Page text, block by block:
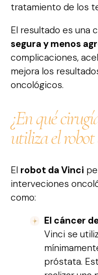
tratamiento de los
El resultado es una
segura y menos
complicaciones,
mejora los
oncológicos.
¿En qué
utiliza el
El robot da Vinci
interveciones
como:
El cáncer
Vinci se
próstata.